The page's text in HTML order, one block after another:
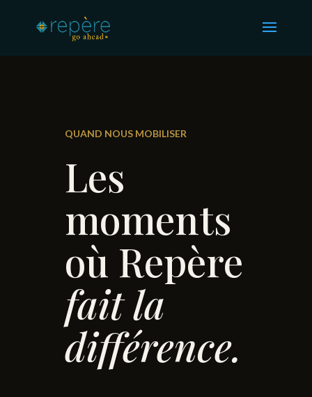
QUAND NOUS MOBILISER
Les
moments
où Repère
fait la
différence.